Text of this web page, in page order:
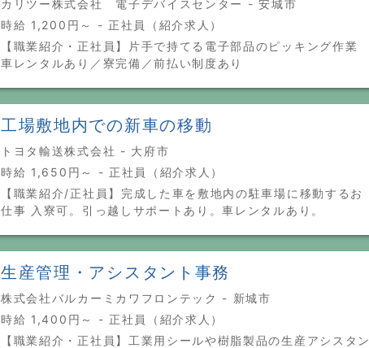
カリツー株式会社 電子デバイスセンター - 安城市
時給 1,200円～ - 正社員（紹介求人）
【職業紹介・正社員】片手で持てる電子部品のピッキング作業
車レンタルあり／寮完備／前払い制度あり
工場敷地内での新車の移動
トヨタ輸送株式会社 - 大府市
時給 1,650円～ - 正社員（紹介求人）
【職業紹介/正社員】完成した車を敷地内の駐車場に移動するお
仕事 入寮可。引っ越しサポートあり。車レンタルあり。
生産管理・アシスタント事務
株式会社バルカーミカワフロンテック - 新城市
時給 1,400円～ - 正社員（紹介求人）
【職業紹介・正社員】工業用シールや樹脂製品の生産アシスタン